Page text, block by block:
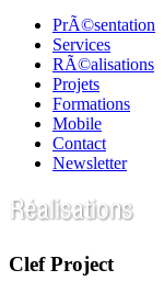
PrÃ©sentation
Services
RÃ©alisations
Projets
Formations
Mobile
Contact
Newsletter
Clef Project